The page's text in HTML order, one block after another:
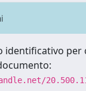
identificativo per